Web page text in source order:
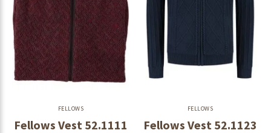
FELLOWS
Fellows Vest 52.1111
FELLOWS
Fellows Vest 52.1123